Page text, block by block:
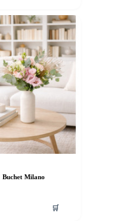
Buchet Milano
🛒